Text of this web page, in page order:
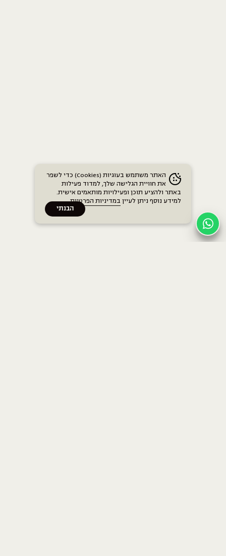
האתר משתמש בעוגיות (Cookies) כדי לשפר
את חוויית הגלישה שלך, למדוד פעילות
באתר ולהציע תוכן ופעילויות מותאמים אישית.
למידע נוסף ניתן לעיין במדיניות הפרטיות.
הבנתי